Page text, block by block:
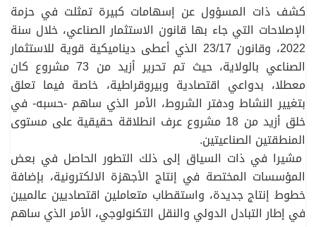
كشف ذات المسؤول عن إسهامات كبيرة تمثلت في حزمة
الإصلاحات التي جاء بها قانون الاستثمار الصناعي، خلال سنة
2022، وقانون 23/17 الذي أعطى ديناميكية قوية للاستثمار
الصناعي بالولاية، حيث تم تحرير أزيد من 73 مشروع كان
معطلا، بدواعي اقتصادية وبيروقراطية، خاصة فيما تعلق
بتغيير النشاط ودفتر الشروط، الأمر الذي ساهم -حسبه- في
خلق أزيد من 18 مشروع عرف انطلاقة حقيقية على مستوى
المنطقتين الصناعيتين.
مشيرا في ذات السياق إلى ذلك التطور الحاصل في بعض
المؤسسات المختصة في إنتاج الأجهزة الالكترونية، بإضافة
خطوط إنتاج جديدة، واستقطاب متعاملين اقتصاديين عالميين
في إطار التبادل الدولي والنقل التكنولوجي، الأمر الذي ساهم